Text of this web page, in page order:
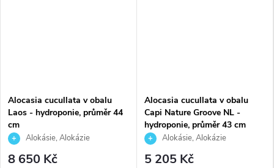
Alocasia cucullata v obalu
Laos - hydroponie, průměr 44
cm
Alokásie, Alokázie
8 650 Kč
Alocasia cucullata v obalu
Capi Nature Groove NL -
hydroponie, průměr 43 cm
Alokásie, Alokázie
5 205 Kč